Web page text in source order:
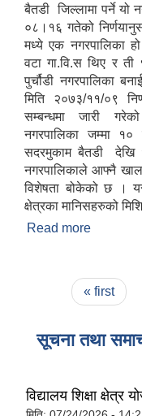
बैतडी जिल्लामा पर्ने यो
०८।१६ गतेको
मध्ये एक नगरपालिका
वटा गा.वि.स थिए र
पुर्चौडी नगरपालिका
मिति २०७३/११/०९
सम्बन्धमा जारी
नगरपालिका जम्मा
सदरमुकाम बैतडी देखि
नगरपालिकाले आफ्नै
विशेषता बोकेको छ ।
क्षेत्रका मानिसहरुको
Read more
Pages« first
सूचना तथा
विद्यालय शिक्षा क्षेत्र